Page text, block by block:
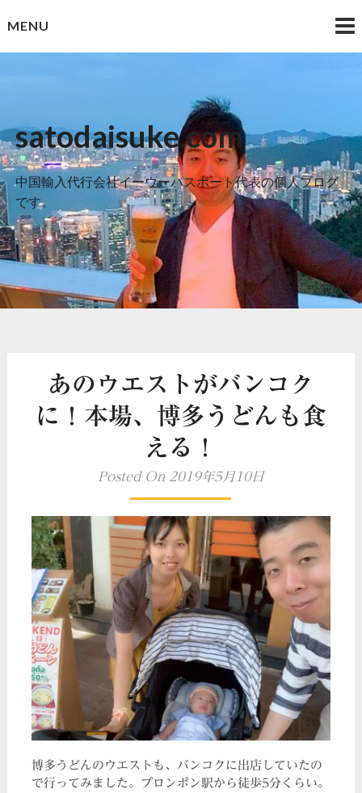
toMENU
satodaisuke.com
中国輸入代行会社イーウーパスポート代表の個人ブログ
です。
あのウエストがバンコク
に！本場、博多うどんも食
える！
Posted On 2019年5月10日
博多うどんのウエストも、バンコクに出店していたの
で行ってみました。プロンポン駅から徒歩5分くらい。